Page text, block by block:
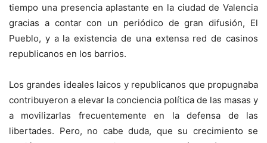
tiempo una presencia aplastante en la ciudad de Valencia
gracias a contar con un periódico de gran difusión, El
Pueblo, y a la existencia de una extensa red de casinos
republicanos en los barrios.
Los grandes ideales laicos y republicanos que propugnaba
contribuyeron a elevar la conciencia política de las masas y
a movilizarlas frecuentemente en la defensa de las
libertades. Pero, no cabe duda, que su crecimiento se